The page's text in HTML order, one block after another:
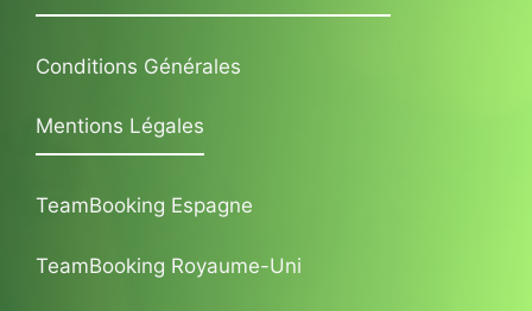
Conditions Générales
Mentions Légales
TeamBooking Espagne
TeamBooking Royaume-Uni